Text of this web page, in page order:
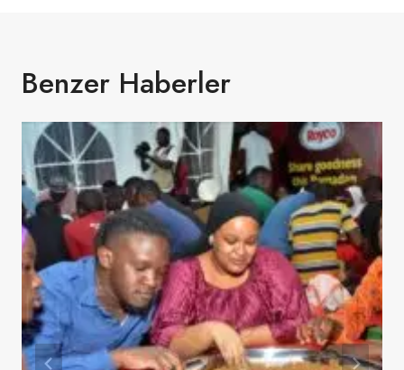
Benzer Haberler